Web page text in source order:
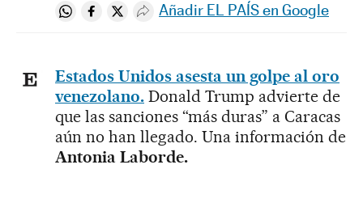
Compartir en Whatsapp
Compartir en Facebook
Compartir en Twitter
Desplegar Redes Sociales
Añadir EL PAÍS en Google
Estados Unidos asesta un golpe al oro
venezolano. Donald Trump advierte de
que las sanciones “más duras” a Caracas
aún no han llegado. Una información de
Antonia Laborde.